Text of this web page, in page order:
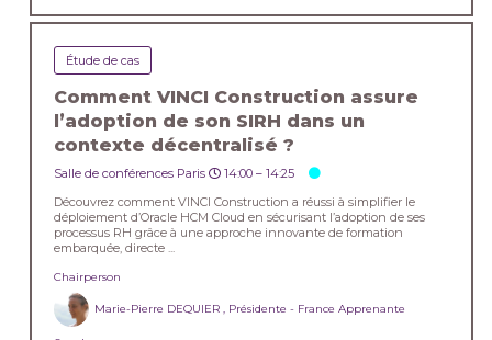
Étude de cas
Comment VINCI Construction assure
l’adoption de son SIRH dans un
contexte décentralisé ?
Salle de conférences Paris 14:00 –14:25
Découvrez comment VINCI Construction a réussi à simplifier le
déploiement d’Oracle HCM Cloud en sécurisant l’adoption de ses
processus RH grâce à une approche innovante de formation
embarquée, directe ...
Chairperson
Marie-Pierre DEQUIER , Présidente - France Apprenante